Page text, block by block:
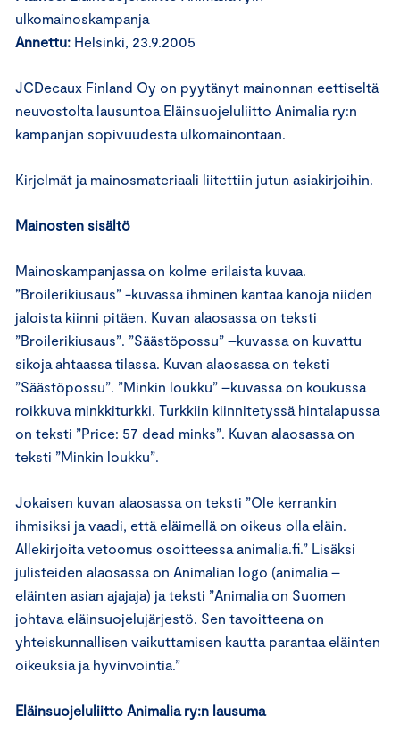
ulkomainoskampanja
Annettu: Helsinki, 23.9.2005
JCDecaux Finland Oy on pyytänyt mainonnan eettiseltä
neuvostolta lausuntoa Eläinsuojeluliitto Animalia ry:n
kampanjan sopivuudesta ulkomainontaan.
Kirjelmät ja mainosmateriaali liitettiin jutun asiakirjoihin.
Mainosten sisältö
Mainoskampanjassa on kolme erilaista kuvaa.
”Broilerikiusaus” -kuvassa ihminen kantaa kanoja niiden
jaloista kiinni pitäen. Kuvan alaosassa on teksti
”Broilerikiusaus”. ”Säästöpossu” –kuvassa on kuvattu
sikoja ahtaassa tilassa. Kuvan alaosassa on teksti
”Säästöpossu”. ”Minkin loukku” –kuvassa on koukussa
roikkuva minkkiturkki. Turkkiin kiinnitetyssä hintalapussa
on teksti ”Price: 57 dead minks”. Kuvan alaosassa on
teksti ”Minkin loukku”.
Jokaisen kuvan alaosassa on teksti ”Ole kerrankin
ihmisiksi ja vaadi, että eläimellä on oikeus olla eläin.
Allekirjoita vetoomus osoitteessa animalia.fi.” Lisäksi
julisteiden alaosassa on Animalian logo (animalia –
eläinten asian ajajaja) ja teksti ”Animalia on Suomen
johtava eläinsuojelujärjestö. Sen tavoitteena on
yhteiskunnallisen vaikuttamisen kautta parantaa eläinten
oikeuksia ja hyvinvointia.”
Eläinsuojeluliitto Animalia ry:n lausuma